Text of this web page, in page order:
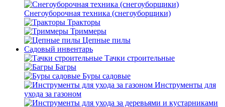
Снегоуборочная техника (снегоуборщики)
Тракторы
Триммеры
Цепные пилы
Садовый инвентарь
Тачки строительные
Багры
Буры садовые
Инструменты для
ухода за газоном